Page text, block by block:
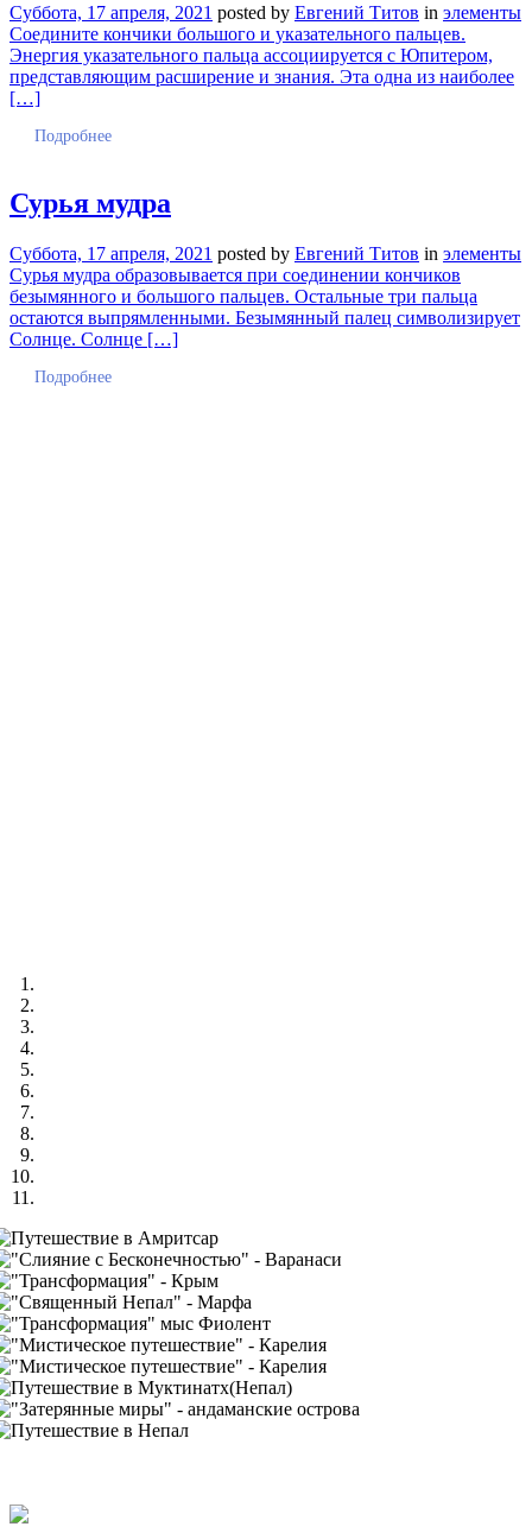
Суббота, 17 апреля, 2021 posted by Евгений Титов in элементы
Соедините кончики большого и указательного пальцев.
Энергия указательного пальца ассоциируется с Юпитером,
представляющим расширение и знания. Эта одна из наиболее
[…]
Подробнее
Сурья мудра
Суббота, 17 апреля, 2021 posted by Евгений Титов in элементы
Сурья мудра образовывается при соединении кончиков
безымянного и большого пальцев. Остальные три пальца
остаются выпрямленными. Безымянный палец символизирует
Солнце. Солнце […]
Подробнее